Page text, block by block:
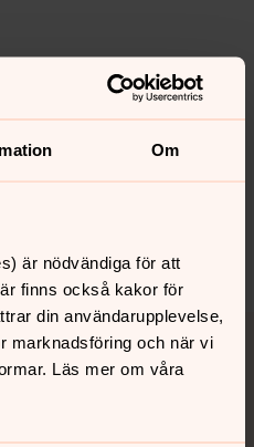
Om
är nödvändiga för att
finns också kakor för
din användarupplevelse,
marknadsföring och när vi
Läs mer om våra
på sidans